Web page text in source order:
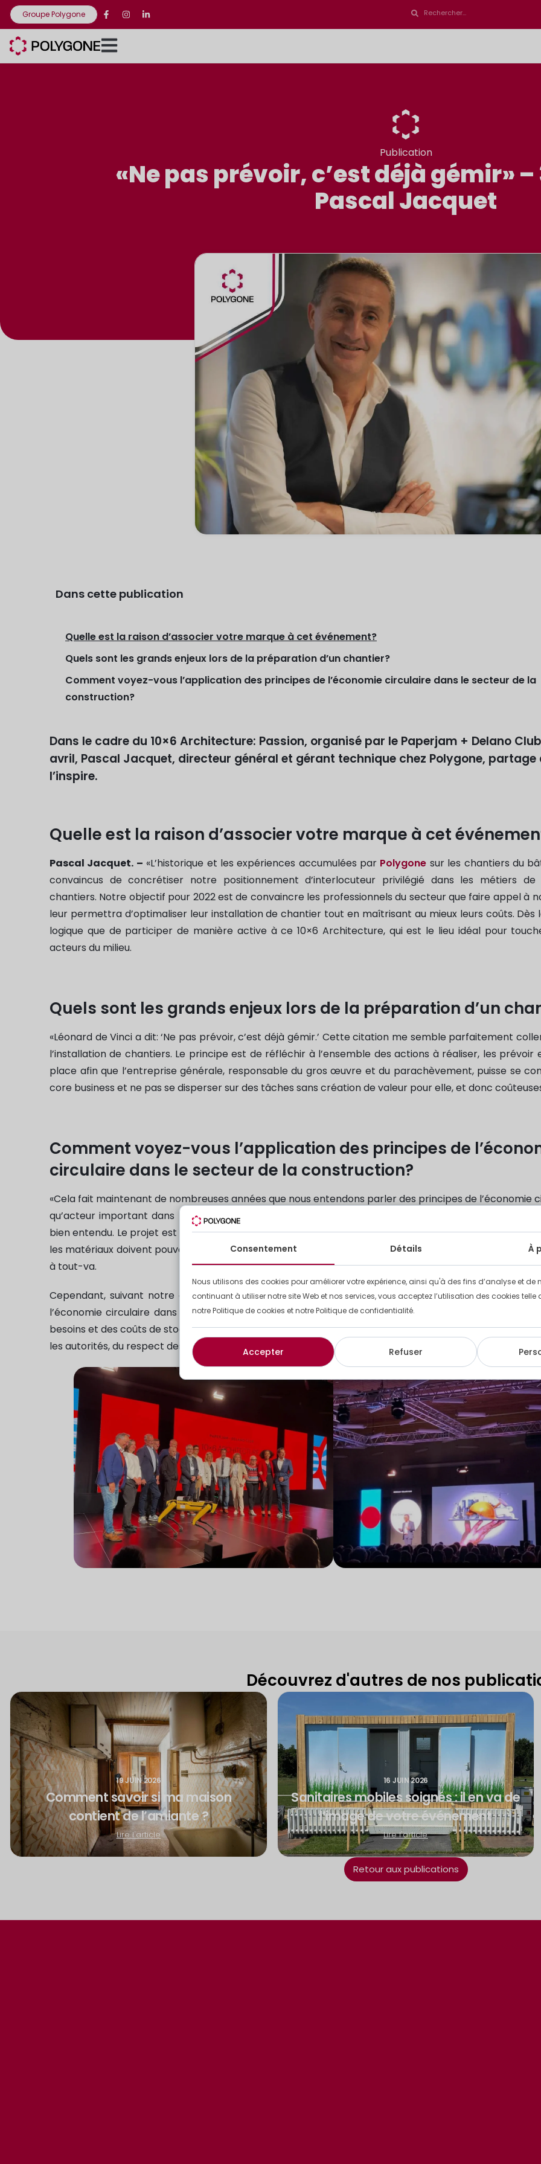
Groupe Polygone
Publication
«Ne pas prévoir, c’est déjà gémir»
Pascal Jacquet
Dans cette publication
Quelle est la raison d’associer votre marque à cet événement?
Quels sont les grands enjeux lors de la préparation d’un chantier?
Comment voyez-vous l’application des principes de l’économie circulaire dans le secteur de la
construction?
Dans le cadre du 10×6 Architecture: Passion, organisé par le Paperjam + Delano
avril, Pascal Jacquet, directeur général et gérant technique chez Polygone, partage
l’inspire.
Quelle est la raison d’associer votre marque à cet
Pascal Jacquet. – «L’historique et les expériences accumulées par Polygone sur les chantiers du
convaincus de concrétiser notre positionnement d’interlocuteur privilégié dans les métiers de
chantiers. Notre objectif pour 2022 est de convaincre les professionnels du secteur que faire appel à
leur permettra d’optimaliser leur installation de chantier tout en maîtrisant au mieux leurs coûts. Dès
logique que de participer de manière active à ce 10×6 Architecture, qui est le lieu idéal pour
acteurs du milieu.
Quels sont les grands enjeux lors de la préparation d’un
«Léonard de Vinci a dit: ‘Ne pas prévoir, c’est déjà gémir.’ Cette citation me semble parfaitement
l’installation de chantiers. Le principe est de réfléchir à l’ensemble des actions à réaliser, les
place afin que l’entreprise générale, responsable du gros œuvre et du parachèvement, puisse se
core business et ne pas se disperser sur des tâches sans création de valeur pour elle, et donc
Comment voyez-vous l’application des principes de
circulaire dans le secteur de la construction?
«Cela fait maintenant de nombreuses années que nous entendons parler des principes de l’économie
qu’acteur important dans la déconstruction d’ouvrage et le curage de bâtiments, cette thématique
bien entendu. Le projet est tentant et rempli de bonnes intentions qui sont de vraies obligations
les matériaux doivent pouvoir être réutilisés à d’autres fins pour éviter la course folle à l’usage unique
à tout-va.
Cependant, suivant notre analyse, il reste de nombreux points de blocage qui devront être
l’économie circulaire dans le secteur de la construction. Qu’en est-il de la garantie des matériaux?
besoins et des coûts de stockage quand on connaît le prix du mètre carré au Luxembourg? Qu’en est-
les autorités, du respect des modes opératoires décrits dans les bordereaux?»
Découvrez d'autres de nos
19 JUIN 2026
Comment savoir si ma maison
contient de l’amiante ?
Lire l'article
16 JUIN 2026
Sanitaires mobiles soignés : il en va de
l’image de votre événement
Lire l'article
Retour aux publications
Consentement Détails À
Nous utilisons des cookies pour améliorer votre expérience, ainsi qu'à des fins d’analyse et de
continuant à utiliser notre site Web et nos services, vous acceptez l’utilisation des cookies telle
notre Politique de cookies et notre Politique de confidentialité.
Accepter Refuser